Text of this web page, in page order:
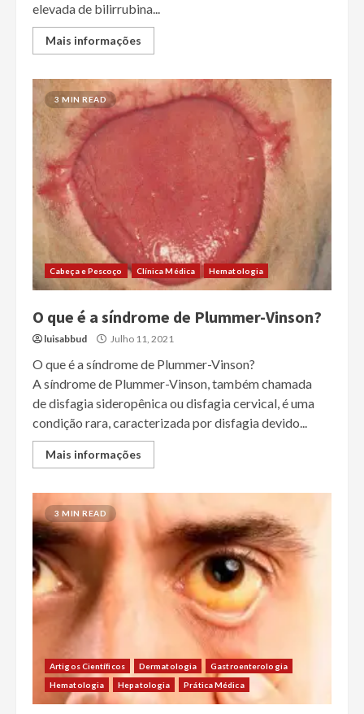
elevada de bilirrubina...
Mais informações
3 MIN READ
Cabeça e Pescoço Clínica Médica Hematologia
O que é a síndrome de Plummer-Vinson?
luisabbud Julho 11, 2021
O que é a síndrome de Plummer-Vinson?
A síndrome de Plummer-Vinson, também chamada
de disfagia sideropênica ou disfagia cervical, é uma
condição rara, caracterizada por disfagia devido...
Mais informações
3 MIN READ
Artigos Científicos Dermatologia
Gastroenterologia
Hematologia
Hepatologia Prática Médica